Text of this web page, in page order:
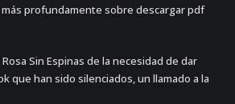
profundamente sobre descargar pdf
Sin Espinas de la necesidad de dar
que han sido silenciados, un llamado a la